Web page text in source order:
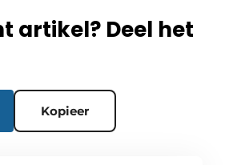
artikel? Deel het
Kopieer